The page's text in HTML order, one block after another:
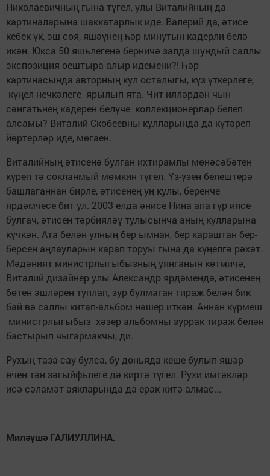
Николаевичның гына түгел, улы Виталийның да
картиналарына шаккатарлык иде. Валерий да, әтисе
кебек үк, эш сөя, яшәүнең һәр минутын кадерли белә
икән. Юкса 50 яшьлегенә берничә залда шундый саллы
экспозиция оештыра алыр идемени?! Һәр
картинасында авторның кул осталыгы, күз үткерлеге,
күңел нечкәлеге ярылып ята. Чит илләрдән чын
сәнгатьнең кадерен белүче коллекционерлар белеп
алсамы? Виталий Скобеевны кулларында да күтәреп
йөртерләр иде, мөгаен.
Виталийның әтисенә булган ихтирамлы мөнәсәбәтен
күреп тә сокланмый мөмкин түгел. Үз-үзен белештерә
башлаганнан бирле, әтисенең уң кулы, беренче
ярдәмчесе бит ул. 2003 елда әнисе Нина апа гүр иясе
булгач, әтисен тәрбияләү тулысынча аның кулларына
күчкән. Ата белән улның бер ымнан, бер караштан бер-
берсен аңлауларын карап торуы гына да күңелгә рәхәт.
Мәдәният министрлыгыбызның уянганын көтмичә,
Виталий дизайнер улы Александр ярдәмендә, әтисенең
бөтен эшләрен туплап, зур булмаган тираж белән бик
бай вә саллы китап-альбом нәшер иткән. Аннан күрмеш
министрлыгыбыз хәзер альбомны зуррак тираж белән
бастырып чыгармакчы, ди.
Рухың таза-сау булса, бу дөнья­да кеше булып яшәр
өчен тән зәгыйфьлеге дә киртә түгел. Рухи имгәкләр
исә сәламәт аякларында да ерак китә алмас...
Миләүшә ГАЛИУЛЛИНА.